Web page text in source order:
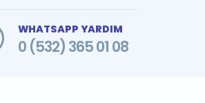
WHATSAPP YARDIM
0 (532) 365 01 08